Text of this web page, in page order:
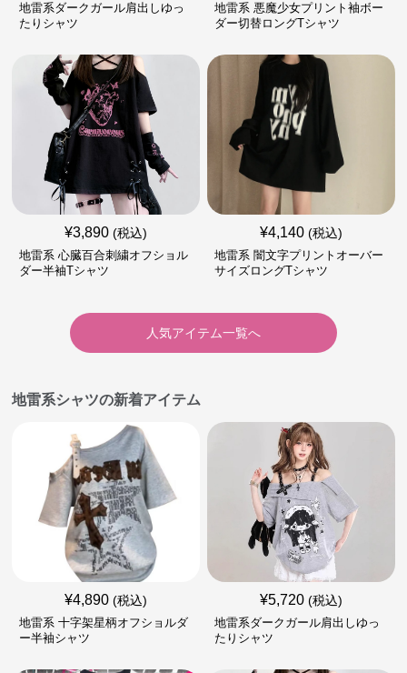
地雷系ダークガール肩出しゆっ
たりシャツ
地雷系 悪魔少女プリント袖ボー
ダー切替ロングTシャツ
¥3,890 (税込)
地雷系 心臓百合刺繍オフショル
ダー半袖Tシャツ
¥4,140 (税込)
地雷系 闇文字プリントオーバー
サイズロングTシャツ
人気アイテム一覧へ
地雷系シャツの新着アイテム
¥4,890 (税込)
地雷系 十字架星柄オフショルダ
ー半袖シャツ
¥5,720 (税込)
地雷系ダークガール肩出しゆっ
たりシャツ